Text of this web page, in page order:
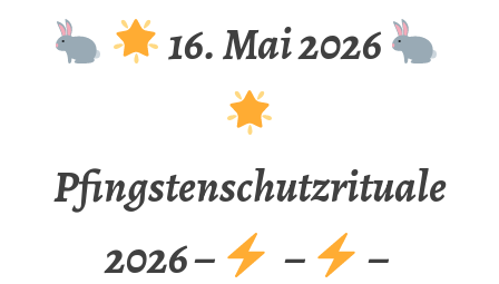
16. Mai 2026
Pfingstenschutzrituale
2026 –
– –